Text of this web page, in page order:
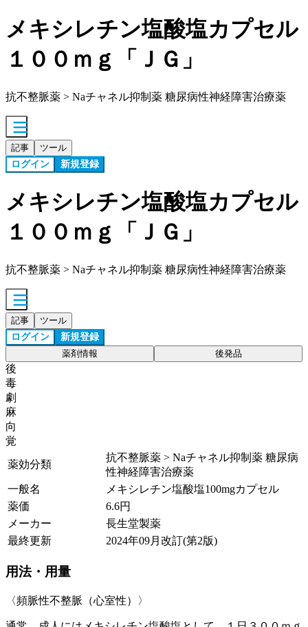
メキシレチン塩酸塩カプセル
１００ｍｇ「ＪＧ」
抗不整脈薬 > Naチャネル抑制薬 糖尿病性神経障害治療薬
記事 ツール
ログイン 新規登録
メキシレチン塩酸塩カプセル
１００ｍｇ「ＪＧ」
抗不整脈薬 > Naチャネル抑制薬 糖尿病性神経障害治療薬
記事 ツール
ログイン 新規登録
薬剤情報 後発品
後
毒
劇
麻
向
覚
薬効分類
抗不整脈薬 > Naチャネル抑制薬 糖尿病
性神経障害治療薬
一般名
メキシレチン塩酸塩100mgカプセル
薬価
6.6円
メーカー
長生堂製薬
最終更新
2024年09月改訂(第2版)
用法・用量
〈頻脈性不整脈（心室性）〉